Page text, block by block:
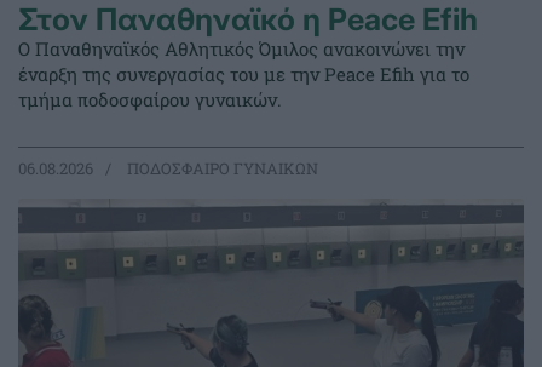
Στον Παναθηναϊκό η Peace Efih
Ο Παναθηναϊκός Αθλητικός Όμιλος ανακοινώνει την
έναρξη της συνεργασίας του με την Peace Efih για το
τμήμα ποδοσφαίρου γυναικών.
06.08.2026 ΠΟΔΟΣΦΑΙΡΟ ΓΥΝΑΙΚΩΝ